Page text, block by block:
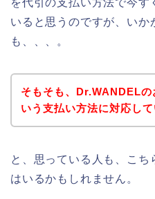
を代引の支払い方法で今す
いると思うのですが、いか
も、、、。
そもそも、Dr.WANDELの
いう支払い方法に対応し
と、思っている人も、こち
はいるかもしれません。